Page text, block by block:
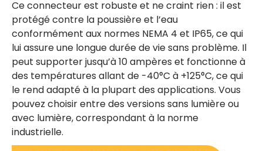
Ce connecteur est robuste et ne craint rien : il est
protégé contre la poussière et l’eau
conformément aux normes NEMA 4 et IP65, ce qui
lui assure une longue durée de vie sans problème. Il
peut supporter jusqu’à 10 ampères et fonctionne à
des températures allant de -40°C à +125°C, ce qui
le rend adapté à la plupart des applications. Vous
pouvez choisir entre des versions sans lumière ou
avec lumière, correspondant à la norme
industrielle.